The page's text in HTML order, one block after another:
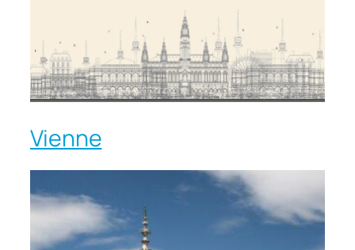
Vienne